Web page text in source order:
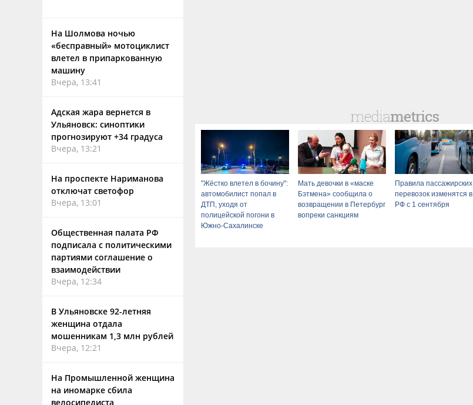
На Шолмова ночью
«бесправный» мотоциклист
влетел в припаркованную
машину
Вчера, 13:41
Адская жара вернется в
Ульяновск: синоптики
прогнозируют +34 градуса
Вчера, 13:21
На проспекте Нариманова
отключат светофор
Вчера, 13:01
Общественная палата РФ
подписала с политическими
партиями соглашение о
взаимодействии
Вчера, 12:34
В Ульяновске 92-летняя
женщина отдала
мошенникам 1,3 млн рублей
Вчера, 12:21
На Промышленной женщина
на иномарке сбила
велосипедиста
"Жёстко влетел в бочину":
автомобилист попал в
ДТП, уходя от
полицейской погони в
Южно-Сахалинске
Мать девочки в «маске
Бэтмена» сообщила о
возвращении в Петербург
вопреки санкциям
Правила пассажирских
перевозок изменятся в
РФ с 1 сентября